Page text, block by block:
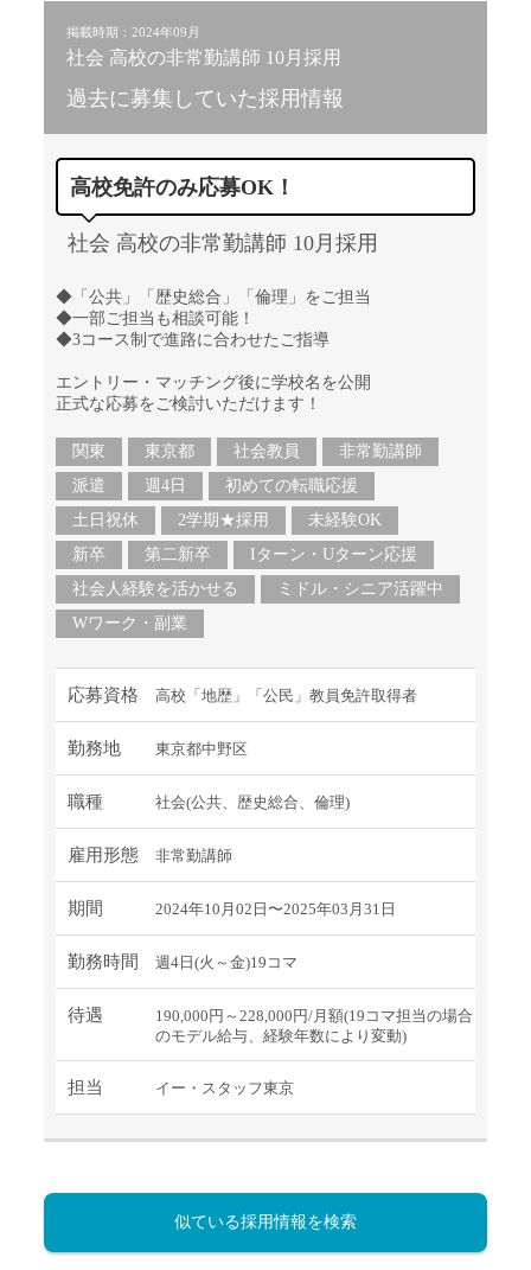
掲載時期：2024年09月
社会 高校の非常勤講師 10月採用
過去に募集していた採用情報
高校免許のみ応募OK！
社会 高校の非常勤講師 10月採用
◆「公共」「歴史総合」「倫理」をご担当
◆一部ご担当も相談可能！
◆3コース制で進路に合わせたご指導
エントリー・マッチング後に学校名を公開
正式な応募をご検討いただけます！
関東 東京都 社会教員
非常勤講師
派遣
週4日
初めての転職応援
土日祝休
2学期★採用
未経験OK
新卒
第二新卒
Iターン・Uターン応援
社会人経験を活かせる
ミドル・シニア活躍中
Wワーク・副業
応募資格 高校「地歴」「公民」教員免許取得者
勤務地 東京都中野区
職種 社会(公共、歴史総合、倫理)
雇用形態 非常勤講師
期間 2024年10月02日〜2025年03月31日
勤務時間 週4日(火～金)19コマ
待遇
190,000円～228,000円/月額(19コマ担当の場合
のモデル給与、経験年数により変動)
担当 イー・スタッフ東京
似ている採用情報を検索